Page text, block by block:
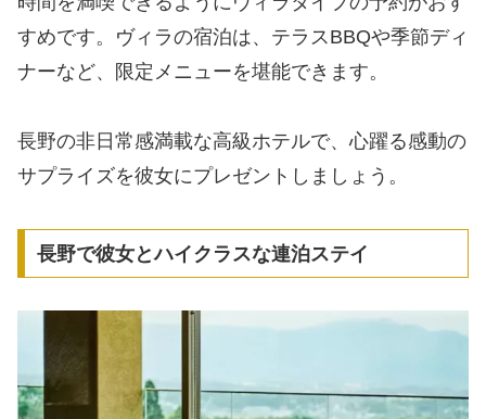
すめです。ヴィラの宿泊は、テラスBBQや季節ディ
ナーなど、限定メニューを堪能できます。
長野の非日常感満載な高級ホテルで、心躍る感動の
サプライズを彼女にプレゼントしましょう。
長野で彼女とハイクラスな連泊ステイ